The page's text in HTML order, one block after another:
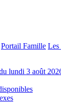
Portail Famille Les
lundi 3 août